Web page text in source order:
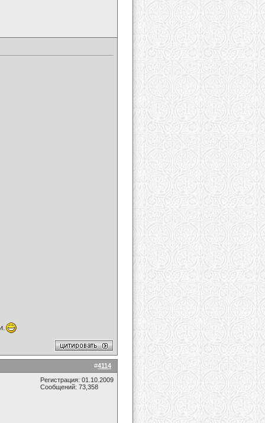
#4114
Регистрация: 01.10.2009
Сообщений: 73,358